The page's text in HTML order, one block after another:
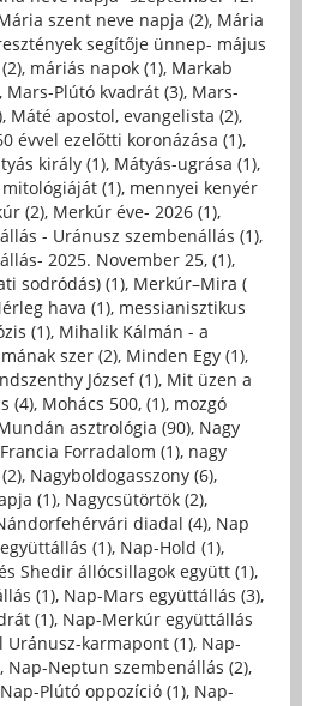
szent neve napja (2), Mária
segítője ünnep- május
, máriás napok (1), Markab
Mars-Plútó kvadrát (3), Mars-
, Máté apostol, evangelista (2),
évvel ezelőtti koronázása (1),
király (1), Mátyás-ugrása (1),
(1), mennyei kenyér
(2), Merkúr éve- 2026 (1),
- Uránusz szembenállás (1),
2025. November 25, (1),
sodródás) (1), Merkúr–Mira (
hava (1), messianisztikus
(1), Mihalik Kálmán - a
szer (2), Minden Egy (1),
József (1), Mit üzen a
(4), Mohács 500, (1), mozgó
asztrológia (90), Nagy
Forradalom (1), nagy
, Nagyboldogasszony (6),
(1), Nagycsütörtök (2),
diadal (4), Nap
(1), Nap-Hold (1),
Shedir állócsillagok együtt (1),
(1), Nap-Mars együttállás (3),
(1), Nap-Merkúr együttállás
karmapont (1), Nap-
, Nap-Neptun szembenállás (2),
Nap-Plútó oppozíció (1), Nap-